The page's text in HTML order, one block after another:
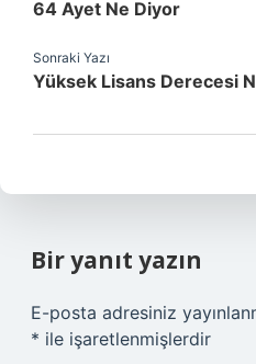
64 Ayet Ne Diyor
Sonraki Yazı
Yüksek Lisans Derecesi
Bir yanıt yazın
E-posta adresiniz
* ile işaretlenmişlerdir